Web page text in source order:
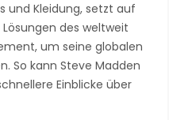
und Kleidung, setzt auf
des weltweit
um seine globalen
So kann Steve Madden
Einblicke über